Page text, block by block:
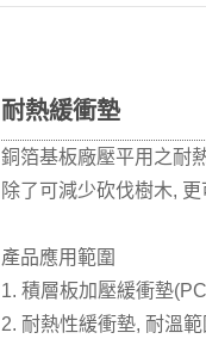
耐熱緩衝墊
銅箔基板廠壓平用之耐
除了可減少砍伐樹木,
產品應用範圍
1. 積層板加壓緩衝墊
2. 耐熱性緩衝墊, 耐溫